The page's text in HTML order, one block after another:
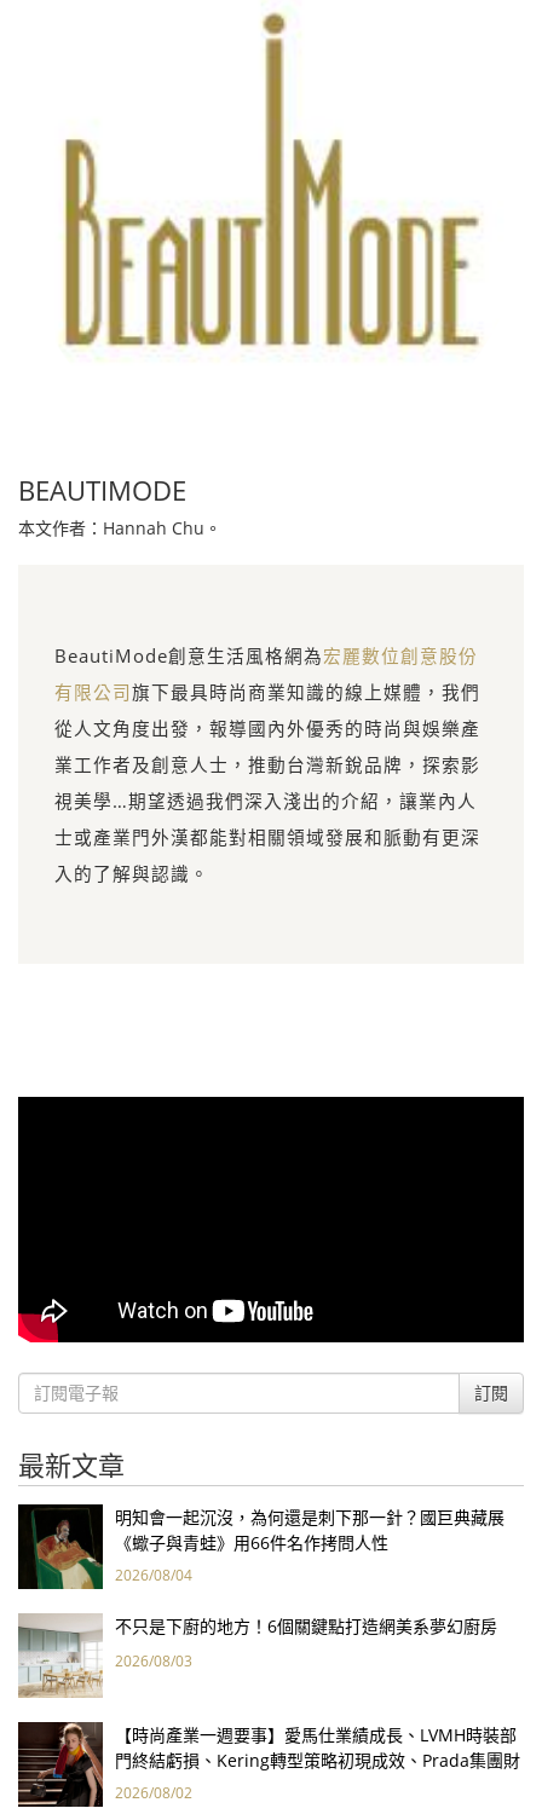
BEAUTIMODE
本文作者：Hannah Chu。
BeautiMode創意生活風格網為宏麗數位創意股份
有限公司旗下最具時尚商業知識的線上媒體，我們
從人文角度出發，報導國內外優秀的時尚與娛樂產
業工作者及創意人士，推動台灣新銳品牌，探索影
視美學…期望透過我們深入淺出的介紹，讓業內人
士或產業門外漢都能對相關領域發展和脈動有更深
入的了解與認識。
訂閱
最新文章
明知會一起沉沒，為何還是刺下那一針？國巨典藏展
《蠍子與青蛙》用66件名作拷問人性
2026/08/04
不只是下廚的地方！6個關鍵點打造網美系夢幻廚房
2026/08/03
【時尚產業一週要事】愛馬仕業績成長、LVMH時裝部
門終結虧損、Kering轉型策略初現成效、Prada集團財
報亮眼
2026/08/02